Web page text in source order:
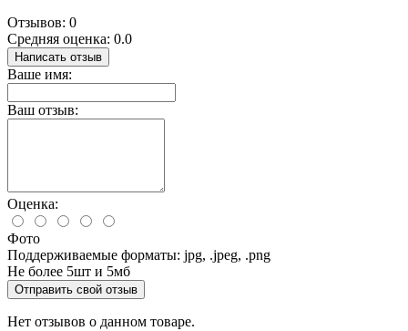
Отзывов: 0
Средняя оценка: 0.0
Написать отзыв
Ваше имя:
Ваш отзыв:
Оценка:
Фото
Поддерживаемые форматы: jpg, .jpeg, .png
Не более 5шт и 5мб
Отправить свой отзыв
Нет отзывов о данном товаре.